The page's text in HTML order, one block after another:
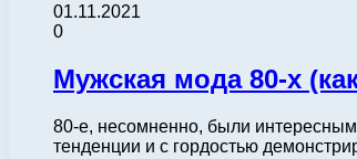
01.11.2021
0
Мужская мода 80-х
80-е, несомненно, были
тенденции и с гордостью